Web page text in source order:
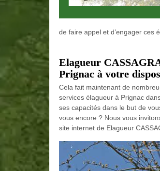
de faire appel et d’engager ces
Elagueur
Prignac à votre
Cela fait maintenant de
services élagueur à Prignac
ses capacités dans le but de
vous encore ? Nous vous
site internet de Elagueur